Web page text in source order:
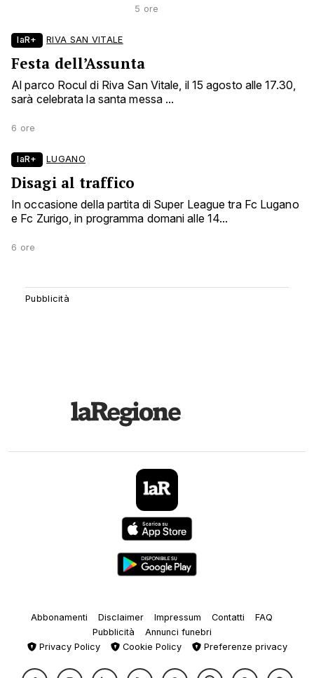
5 ore
laR+ RIVA SAN VITALE
Festa dell’Assunta
Al parco Rocul di Riva San Vitale, il 15 agosto alle 17.30,
sarà celebrata la santa messa ...
6 ore
laR+ LUGANO
Disagi al traffico
In occasione della partita di Super League tra Fc Lugano
e Fc Zurigo, in programma domani alle 14...
6 ore
Abbonamenti Disclaimer Impressum Contatti
FAQ
Pubblicità
Annunci funebri
Privacy Policy
Cookie Policy Preferenze privacy